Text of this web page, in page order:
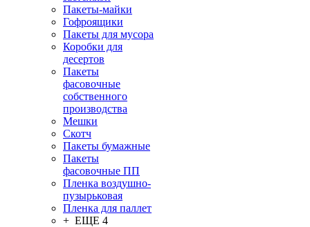
Пакеты-майки
Гофроящики
Пакеты для мусора
Коробки для
десертов
Пакеты
фасовочные
собственного
производства
Мешки
Скотч
Пакеты бумажные
Пакеты
фасовочные ПП
Пленка воздушно-
пузырьковая
Пленка для паллет
+ ЕЩЕ 4